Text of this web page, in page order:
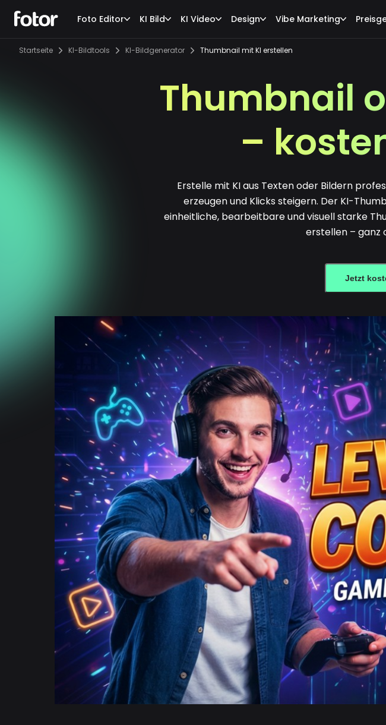
Foto Editor KI Bild KI Video Design Vibe Marketing
Startseite KI-Bildtools KI-Bildgenerator Thumbnail mit KI erstellen
Thumbnail
–
Erstelle mit KI aus Texten oder Bildern
erzeugen und Klicks steigern. Der KI-
einheitliche, bearbeitbare und visuell starke
erstellen – ganz
Jetzt